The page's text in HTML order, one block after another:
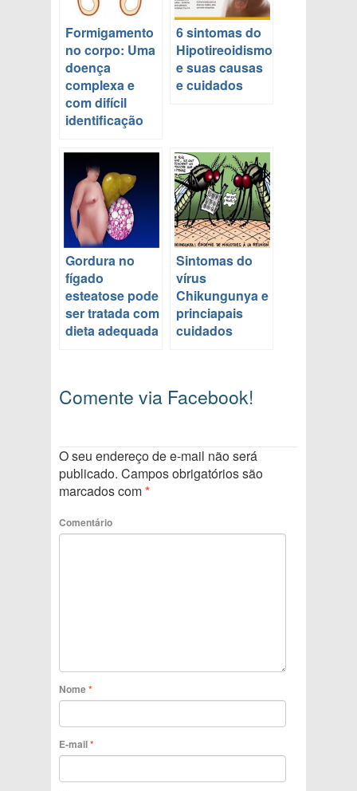
Formigamento
no corpo: Uma
doença
complexa e
com difícil
identificação
6 sintomas do
Hipotireoidismo
e suas causas
e cuidados
Gordura no
fígado
esteatose pode
ser tratada com
dieta adequada
Sintomas do
vírus
Chikungunya e
princiapais
cuidados
Comente via Facebook!
O seu endereço de e-mail não será
publicado. Campos obrigatórios são
marcados com*
Comentário
Nome*
E-mail*